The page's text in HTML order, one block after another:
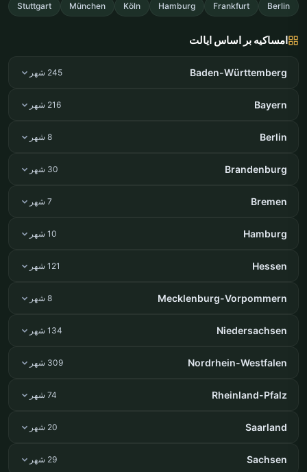
Berlin
Frankfurt
Hamburg
Köln
München
Stuttgart
امساکیه بر اساس ایالت
Baden-Württemberg 245 شهر
Bayern 216 شهر
Berlin 8 شهر
Brandenburg 30 شهر
Bremen 7 شهر
Hamburg 10 شهر
Hessen 121 شهر
Mecklenburg-Vorpommern 8 شهر
Niedersachsen 134 شهر
Nordrhein-Westfalen 309 شهر
Rheinland-Pfalz 74 شهر
Saarland 20 شهر
Sachsen 29 شهر